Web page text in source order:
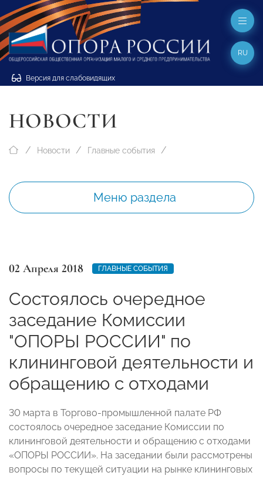
Версия для слабовидящих
RU
НОВОСТИ
Новости Главные события
Меню раздела
02 Апреля 2018 ГЛАВНЫЕ СОБЫТИЯ
Состоялось очередное
заседание Комиссии
"ОПОРЫ РОССИИ" по
клининговой деятельности и
обращению с отходами
30 марта в Торгово-промышленной палате РФ
состоялось очередное заседание Комиссии по
клининговой деятельности и обращению с отходами
«ОПОРЫ РОССИИ». На заседании были рассмотрены
вопросы по текущей ситуации на рынке клининговых